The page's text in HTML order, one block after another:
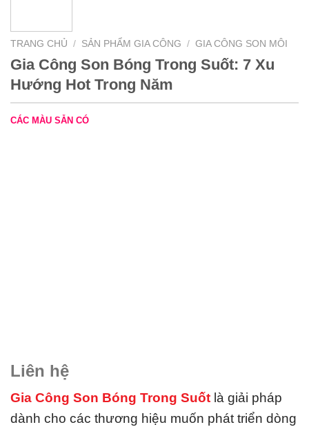
TRANG CHỦ / SẢN PHẨM GIA CÔNG / GIA CÔNG SON MÔI
Gia Công Son Bóng Trong Suốt: 7 Xu
Hướng Hot Trong Năm
CÁC MÀU SẴN CÓ
Liên hệ
Gia Công Son Bóng Trong Suốt là giải pháp
dành cho các thương hiệu muốn phát triển dòng